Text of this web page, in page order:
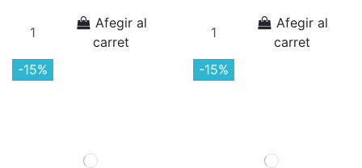
Afegir al
carret
Afegir al
carret
-15%
-15%